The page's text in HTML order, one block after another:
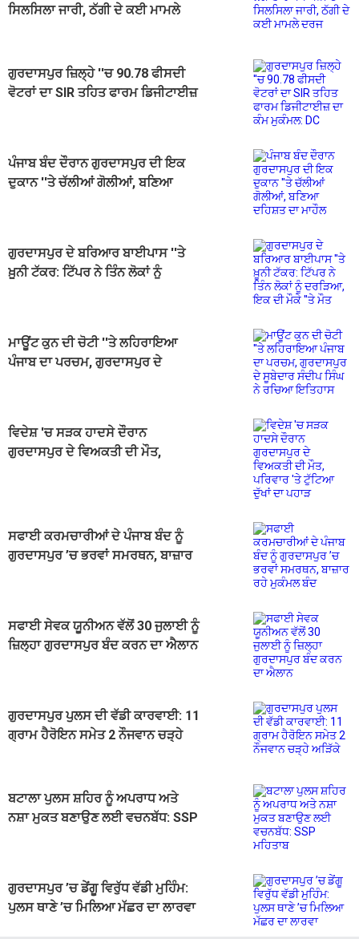
ਸਿਲਸਿਲਾ ਜਾਰੀ, ਠੱਗੀ ਦੇ ਕਈ ਮਾਮਲੇ
ਗੁਰਦਾਸਪੁਰ ਜ਼ਿਲ੍ਹੇ ''ਚ 90.78 ਫੀਸਦੀ
ਵੋਟਰਾਂ ਦਾ SIR ਤਹਿਤ ਫਾਰਮ ਡਿਜੀਟਾਈਜ਼
ਪੰਜਾਬ ਬੰਦ ਦੌਰਾਨ ਗੁਰਦਾਸਪੁਰ ਦੀ ਇਕ
ਦੁਕਾਨ ''ਤੇ ਚੱਲੀਆਂ ਗੋਲੀਆਂ, ਬਣਿਆ
ਗੁਰਦਾਸਪੁਰ ਦੇ ਬਰਿਆਰ ਬਾਈਪਾਸ ''ਤੇ
ਖ਼ੂਨੀ ਟੱਕਰ: ਟਿੱਪਰ ਨੇ ਤਿੰਨ ਲੋਕਾਂ ਨੂੰ
ਮਾਊਂਟ ਕੁਨ ਦੀ ਚੋਟੀ ''ਤੇ ਲਹਿਰਾਇਆ
ਪੰਜਾਬ ਦਾ ਪਰਚਮ, ਗੁਰਦਾਸਪੁਰ ਦੇ
ਵਿਦੇਸ਼ 'ਚ ਸੜਕ ਹਾਦਸੇ ਦੌਰਾਨ
ਗੁਰਦਾਸਪੁਰ ਦੇ ਵਿਅਕਤੀ ਦੀ ਮੌਤ,
ਸਫਾਈ ਕਰਮਚਾਰੀਆਂ ਦੇ ਪੰਜਾਬ ਬੰਦ ਨੂੰ
ਗੁਰਦਾਸਪੁਰ ’ਚ ਭਰਵਾਂ ਸਮਰਥਨ, ਬਾਜ਼ਾਰ
ਸਫਾਈ ਸੇਵਕ ਯੂਨੀਅਨ ਵੱਲੋਂ 30 ਜੁਲਾਈ ਨੂੰ
ਜ਼ਿਲ੍ਹਾ ਗੁਰਦਾਸਪੁਰ ਬੰਦ ਕਰਨ ਦਾ ਐਲਾਨ
ਗੁਰਦਾਸਪੁਰ ਪੁਲਸ ਦੀ ਵੱਡੀ ਕਾਰਵਾਈ: 11
ਗ੍ਰਾਮ ਹੈਰੋਇਨ ਸਮੇਤ 2 ਨੌਜਵਾਨ ਚੜ੍ਹੇ
ਬਟਾਲਾ ਪੁਲਸ ਸ਼ਹਿਰ ਨੂੰ ਅਪਰਾਧ ਅਤੇ
ਨਸ਼ਾ ਮੁਕਤ ਬਣਾਉਣ ਲਈ ਵਚਨਬੱਧ: SSP
ਗੁਰਦਾਸਪੁਰ ’ਚ ਡੇਂਗੂ ਵਿਰੁੱਧ ਵੱਡੀ ਮੁਹਿੰਮ:
ਪੁਲਸ ਥਾਣੇ ’ਚ ਮਿਲਿਆ ਮੱਛਰ ਦਾ ਲਾਰਵਾ